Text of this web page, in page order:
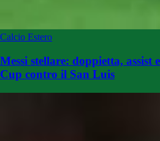
Calcio Estero
Messi stellare: doppietta, assist
Cup contro il San Luis